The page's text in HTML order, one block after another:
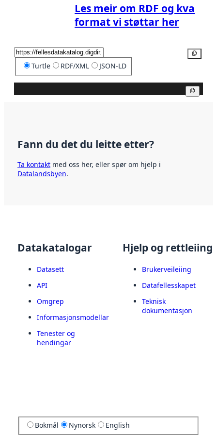
Les meir om RDF og kva
format vi støttar her
Turtle RDF/XML JSON-LD
Fann du det du leitte etter?
Ta kontakt med oss her, eller spør om hjelp i
Datalandsbyen.
Datakatalogar
Datasett
API
Omgrep
Informasjonsmodellar
Tenester og
hendingar
Hjelp og rettleiing
Brukerveileiing
Datafellesskapet
Teknisk
dokumentasjon
Bokmål Nynorsk English